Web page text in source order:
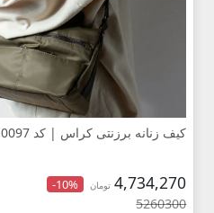
کیف زنانه برزنتی کراس | کد 10097
4,734,270 تومان -10%
5260300